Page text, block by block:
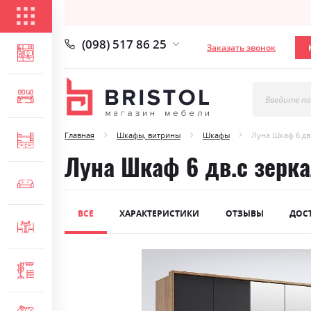
ГОСТИНАЯ
СПАЛЬНЯ
ДЕТСКАЯ
МЯГКАЯ МЕБЕЛЬ
(098) 517 86 25 Заказать звонок
Введите
Главная Шкафы, витрины Шкафы Луна Шкаф 6
Луна Шкаф 6 дв.с
ВСЕ ХАРАКТЕРИСТИКИ ОТЗЫВЫ